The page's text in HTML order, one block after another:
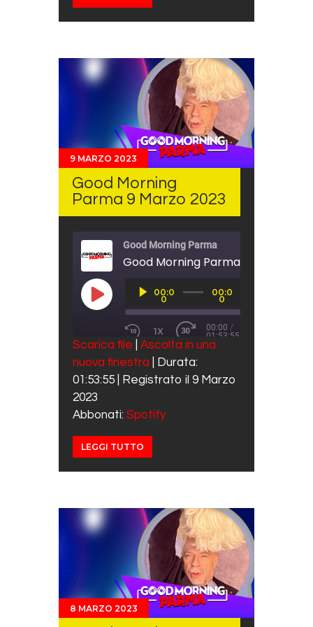
9 MARZO 2023
Good Morning
Parma 9 Marzo 2023
Good Morning Parma
Good Morning Parma 9 Marzo
PLAY EPISODE
Audio
Player00:0
0
00:0
0
REWIND 10 SECONDS
1X
FAST FORWARD 30
00:00 /
01:53:55
SUBSCRIBE SHARE
Spotify
RSS FEED
SHARE
LINK
EMBED
Scarica file
Ascolta in una
nuova finestra
Durata:
01:53:55
Registrato il 9 Marzo
2023
Abbonati: Spotify
LEGGI TUTTO
8 MARZO 2023